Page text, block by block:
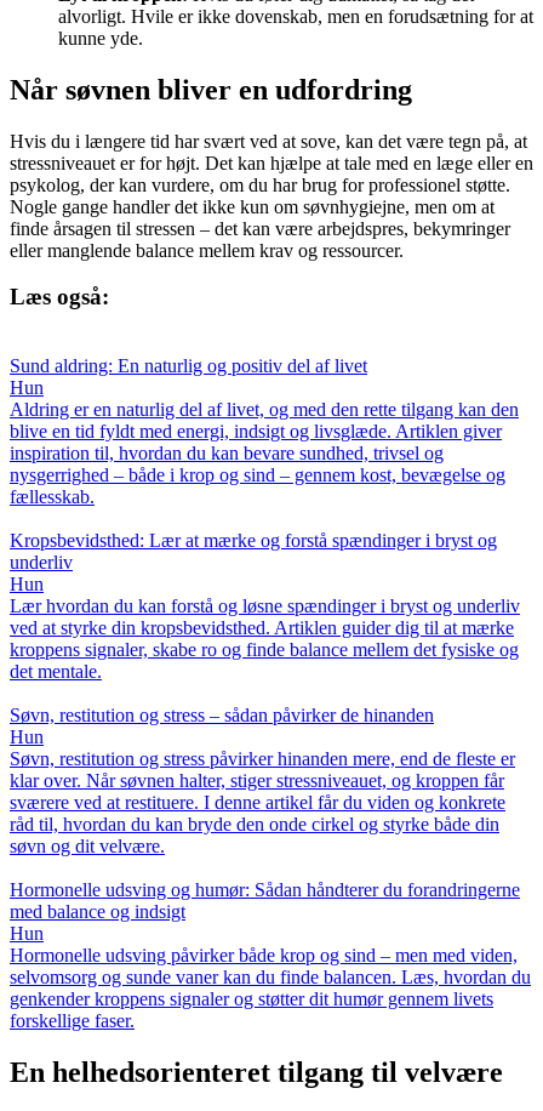
alvorligt. Hvile er ikke dovenskab, men en forudsætning for at
kunne yde.
Når søvnen bliver en udfordring
Hvis du i længere tid har svært ved at sove, kan det være tegn på, at
stressniveauet er for højt. Det kan hjælpe at tale med en læge eller en
psykolog, der kan vurdere, om du har brug for professionel støtte.
Nogle gange handler det ikke kun om søvnhygiejne, men om at
finde årsagen til stressen – det kan være arbejdspres, bekymringer
eller manglende balance mellem krav og ressourcer.
Læs også:
Sund aldring: En naturlig og positiv del af livet
Hun
Aldring er en naturlig del af livet, og med den rette tilgang kan den
blive en tid fyldt med energi, indsigt og livsglæde. Artiklen giver
inspiration til, hvordan du kan bevare sundhed, trivsel og
nysgerrighed – både i krop og sind – gennem kost, bevægelse og
fællesskab.
Kropsbevidsthed: Lær at mærke og forstå spændinger i bryst og
underliv
Hun
Lær hvordan du kan forstå og løsne spændinger i bryst og underliv
ved at styrke din kropsbevidsthed. Artiklen guider dig til at mærke
kroppens signaler, skabe ro og finde balance mellem det fysiske og
det mentale.
Søvn, restitution og stress – sådan påvirker de hinanden
Hun
Søvn, restitution og stress påvirker hinanden mere, end de fleste er
klar over. Når søvnen halter, stiger stressniveauet, og kroppen får
sværere ved at restituere. I denne artikel får du viden og konkrete
råd til, hvordan du kan bryde den onde cirkel og styrke både din
søvn og dit velvære.
Hormonelle udsving og humør: Sådan håndterer du forandringerne
med balance og indsigt
Hun
Hormonelle udsving påvirker både krop og sind – men med viden,
selvomsorg og sunde vaner kan du finde balancen. Læs, hvordan du
genkender kroppens signaler og støtter dit humør gennem livets
forskellige faser.
En helhedsorienteret tilgang til velvære